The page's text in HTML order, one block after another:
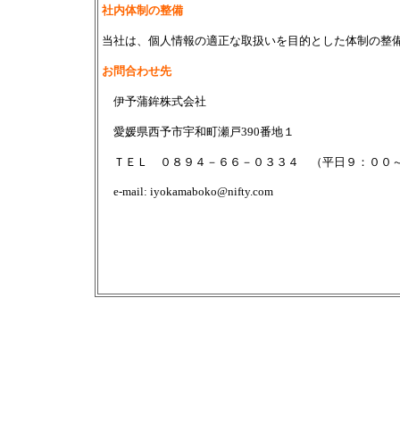
社内体制の整備
当社は、個人情報の適正な取扱いを目的とした体制の整
お問合わせ先
伊予蒲鉾株式会社
愛媛県西予市宇和町瀬戸390番地１
ＴＥＬ ０８９４－６６－０３３４ （平日９：００
e-mail: iyokamaboko@nifty.com